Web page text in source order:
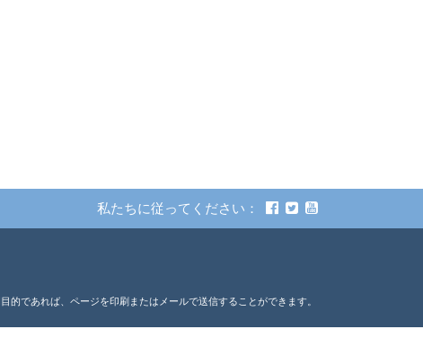
私たちに従ってください：
であれば、ページを印刷またはメールで送信することができます。